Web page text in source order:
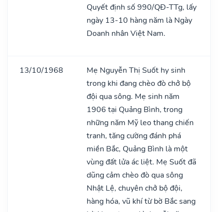
Quyết định số 990/QĐ-TTg, lấy
ngày 13-10 hàng năm là Ngày
Doanh nhân Việt Nam.
13/10/1968
Mẹ Nguyễn Thị Suốt hy sinh
trong khi đang chèo đò chở bộ
đội qua sông. Mẹ sinh năm
1906 tại Quảng Bình, trong
những năm Mỹ leo thang chiến
tranh, tăng cường đánh phá
miền Bắc, Quảng Bình là một
vùng đất lửa ác liệt. Mẹ Suốt đã
dũng cảm chèo đò qua sông
Nhật Lệ, chuyên chở bộ đội,
hàng hóa, vũ khí từ bờ Bắc sang